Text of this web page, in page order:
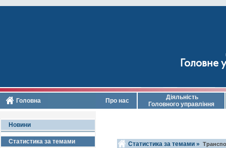
Головне
Головна Про нас
Діяльність
Головного управління
Новини
Статистика за темами
Статистика за темами »